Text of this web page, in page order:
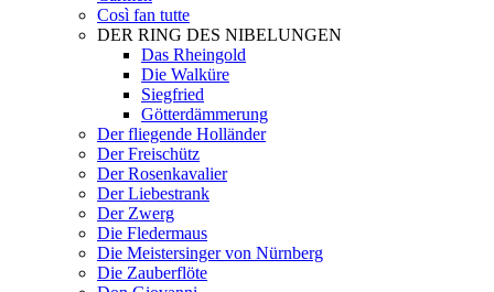
Così fan tutte
DER RING DES NIBELUNGEN
Das Rheingold
Die Walküre
Siegfried
Götterdämmerung
Der fliegende Holländer
Der Freischütz
Der Rosenkavalier
Der Liebestrank
Der Zwerg
Die Fledermaus
Die Meistersinger von Nürnberg
Die Zauberflöte